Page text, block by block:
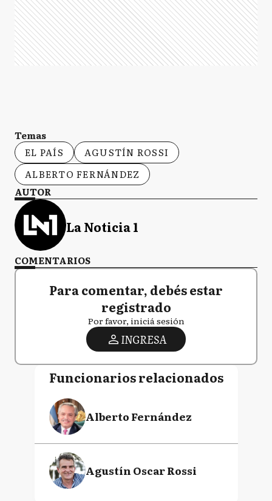
Temas
EL PAÍS
AGUSTÍN ROSSI
ALBERTO FERNÁNDEZ
AUTOR
La Noticia 1
COMENTARIOS
Para comentar, debés estar
registrado
Por favor, iniciá sesión
INGRESA
Funcionarios relacionados
Alberto Fernández
Agustín Oscar Rossi